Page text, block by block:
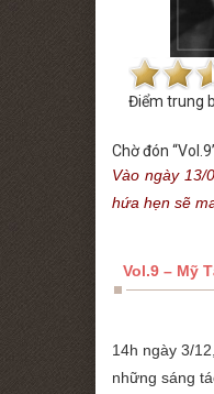
Điểm trung
Chờ đón
Vào ngày 13/
hứa hẹn sẽ
Vol.9 – Mỹ
14h ngày 3/
những sáng
PHƯƠNG LINH